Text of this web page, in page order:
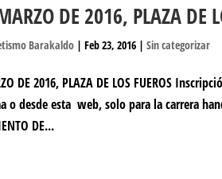
DE 2016, PLAZA DE
Barakaldo |Feb 23, 2016 |Sin categorizar
DE 2016, PLAZA DE LOS FUEROS
o desde esta web, solo para la carrera
DE...